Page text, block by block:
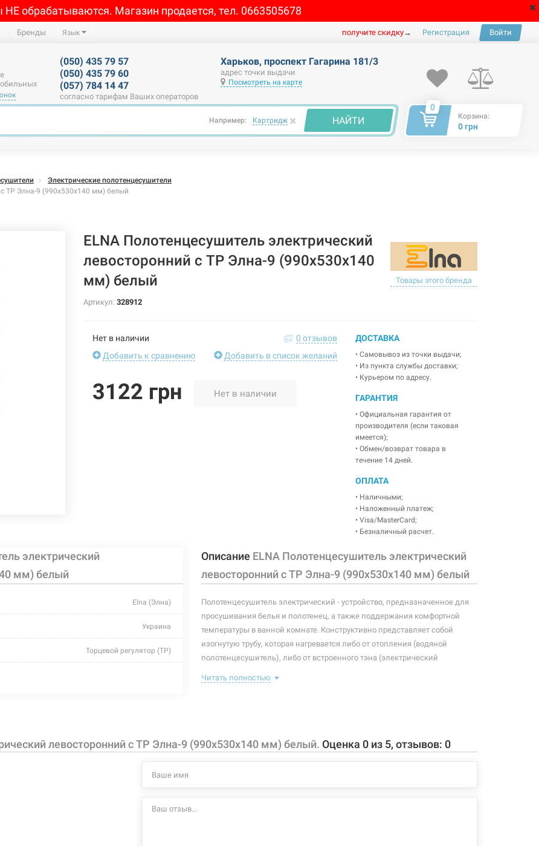
НЕ обрабатываются. Магазин продается, тел. 0663505678
Бренды Язык получите скидку→ Регистрация Войти
(050) 435 79 57
(050) 435 79 60
(057) 784 14 47
согласно тарифам Ваших операторов
Харьков, проспект Гагарина 181/3
адрес точки выдачи
Посмотреть на карте
Например: Картридж × НАЙТИ
0
Корзина:
0 грн
Электрические полотенцесушители
с ТР Элна-9 (990х530х140 мм) белый
ELNA Полотенцесушитель электрический
левосторонний с ТР Элна-9 (990х530х140
мм) белый
Товары этого бренда
Артикул: 328912
Нет в наличии
0 отзывов
Добавить к сравнению
Добавить в список желаний
3122 грн Нет в наличии
ДОСТАВКА
• Самовывоз из точки выдачи;
• Из пункта службы доставки;
• Курьером по адресу.
ГАРАНТИЯ
• Официальная гарантия от
производителя (если таковая
имеется);
• Обмен/возврат товара в
течение 14 дней.
ОПЛАТА
• Наличными;
• Наложенный платеж;
• Visa/MasterCard;
• Безналичный расчет.
электрический
мм) белый
Elna (Элна)
Украина
Торцевой регулятор (ТР)
990 мм
167 Вт
Описание ELNA Полотенцесушитель электрический
левосторонний с ТР Элна-9 (990х530х140 мм) белый
Полотенцесушитель электрический - устройство, предназначенное для
просушивания белья и полотенец, а также поддержания комфортной
температуры в ванной комнате. Конструктивно представляет собой
изогнутую трубу, которая нагревается либо от отопления (водяной
полотенцесушитель), либо от встроенного тэна (электрический
полотенцесушитель станет незаменимым элементом интерьера.
Читать полностью
левосторонний с ТР Элна-9 (990х530х140 мм) белый. Оценка 0 из 5, отзывов: 0